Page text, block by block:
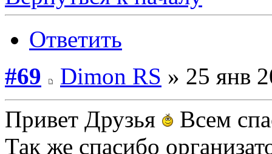
Ответить
#69
Dimon RS » 25 янв
Привет Друзья
Всем
Так же спасибо